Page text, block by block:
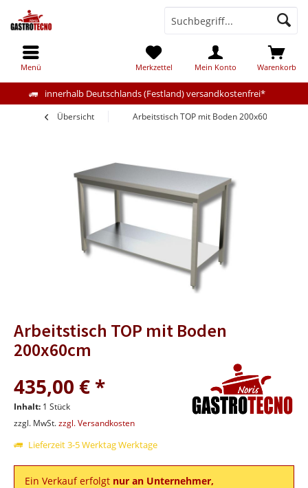
innerhalb Deutschlands (Festland) versandkostenfrei*
Warenkorb
Merkzettel Mein Konto
Menü
Übersicht Arbeitstisch TOP mit Boden 200x60cm
Arbeitstisch TOP mit Boden
200x60cm
435,00 € *
Inhalt: 1 Stück
zzgl. MwSt.zzgl. Versandkosten
Lieferzeit 3-5 Werktag Werktage
Ein Verkauf erfolgt nur an Unternehmer,